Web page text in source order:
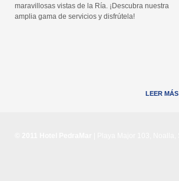
maravillosas vistas de la Ría. ¡Descubra nuestra
amplia gama de servicios y disfrútela!
LEER MÁS